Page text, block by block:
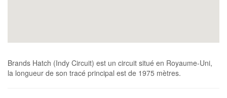
Brands Hatch (Indy Circuit) est un circuit situé en Royaume-Uni,
la longueur de son tracé principal est de 1975 mètres.